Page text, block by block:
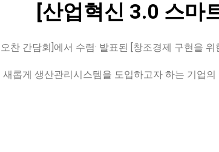
[산업혁신 3.0 스마
찬 간담회]에서 수렴· 발표된 [창조경제 구현을
롭게 생산관리시스템을 도입하고자 하는 기업